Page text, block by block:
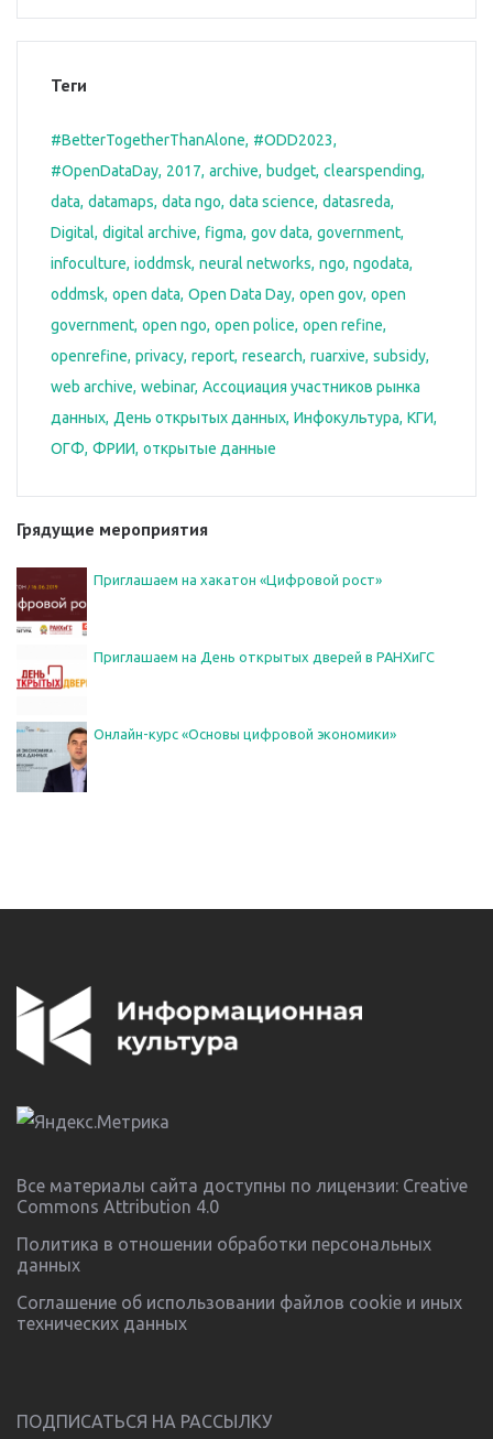
Теги
#BetterTogetherThanAlone #ODD2023
#OpenDataDay 2017 archive budget clearspending
data datamaps data ngo data science datasreda
Digital digital archive figma gov data government
infoculture ioddmsk neural networks ngo ngodata
oddmsk open data Open Data Day open gov open
government open ngo open police open refine
openrefine privacy report research ruarxive subsidy
web archive webinar Ассоциация участников рынка
данных День открытых данных Инфокультура КГИ
ОГФ ФРИИ открытые данные
Грядущие мероприятия
Приглашаем на хакатон «Цифровой рост»
Приглашаем на День открытых дверей в РАНХиГС
Онлайн-курс «Основы цифровой экономики»
Все материалы сайта доступны по лицензии: Creative
Commons Attribution 4.0
Политика в отношении обработки персональных
данных
Соглашение об использовании файлов cookie и иных
технических данных
ПОДПИСАТЬСЯ НА РАССЫЛКУ